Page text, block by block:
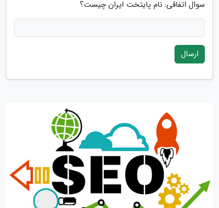
سوال اتفاقی: نام پایتخت ایران چیست؟
ارسال